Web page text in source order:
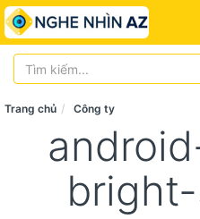
Trang chủ Công ty